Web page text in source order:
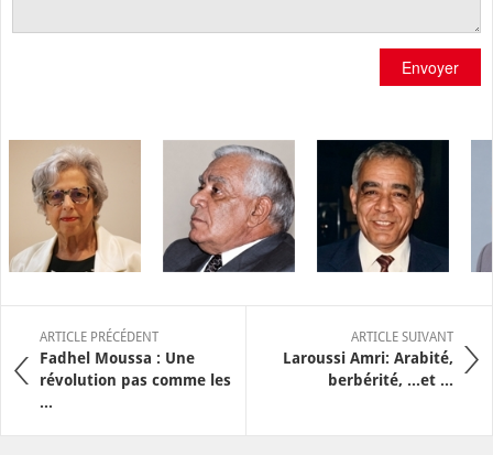
Envoyer
ARTICLE PRÉCÉDENT
Fadhel Moussa : Une
révolution pas comme les
...
ARTICLE SUIVANT
Laroussi Amri: Arabité,
berbérité, ...et ...